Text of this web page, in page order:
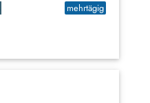
mehrtägig